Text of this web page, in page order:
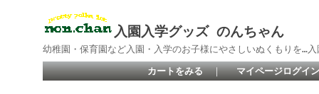
入園入学グッズ のんちゃん
幼稚園・保育園など入園・入学のお子様にやさしいぬくもりを…
カートをみる ｜ マイページログイン